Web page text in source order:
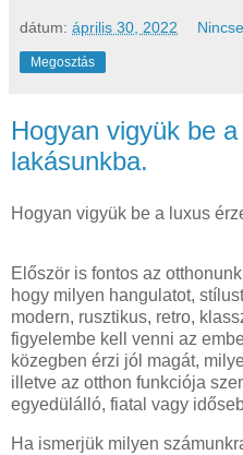
dátum: április 30, 2022
Megosztás
Hogyan vigyük be
lakásunkba.
Hogyan vigyük be a luxus
Először is fontos az
hogy milyen hangulatot,
modern, rusztikus, retro,
figyelembe kell venni az
közegben érzi jól magát,
illetve az otthon funkciója
egyedülálló, fiatal vagy
Ha ismerjük milyen